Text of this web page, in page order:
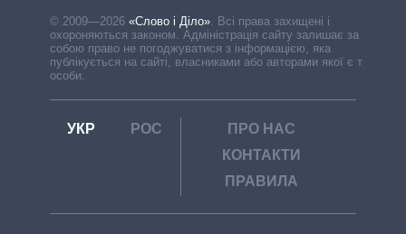
© 2009—2026 «Слово і Діло» Всі права захищені і
охороняються законом. Адміністрація сайту залишає за
собою право не погоджуватися з інформацією, яка
публікується на сайті, власниками або авторами якої є треті
особи.
УКР РОС
ПРО НАС
КОНТАКТИ
ПРАВИЛА